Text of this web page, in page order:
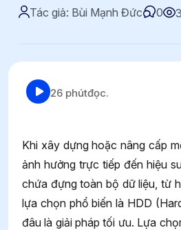
Tác giả: Bùi Mạnh Đức 0
26 phútđọc.
Khi xây dựng hoặc nâng cấp
ảnh hưởng trực tiếp đến hiệu
chứa đựng toàn bộ dữ liệu, từ
lựa chọn phổ biến là HDD
đâu là giải pháp tối ưu. Lựa